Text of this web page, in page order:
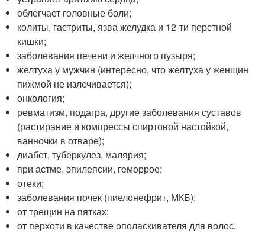
облегчает головные боли;
колиты, гастриты, язва желудка и 12-ти перстной
кишки;
заболевания печени и желчного пузыря;
желтуха у мужчин (интересно, что желтуха у женщин
пижмой не излечивается);
онкология;
ревматизм, подагра, другие заболевания суставов
(растирание и компрессы спиртовой настойкой,
ванночки в отваре);
диабет, туберкулез, малярия;
при астме, эпилепсии, геморрое;
отеки;
заболевания почек (пиелонефрит, МКБ);
от трещин на пятках;
от перхоти в качестве ополаскивателя для волос.